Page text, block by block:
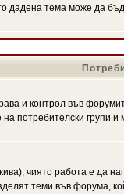
дадена тема може да
и контрол във
потребителски групи
чиято работа е да
теми във форума,